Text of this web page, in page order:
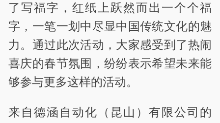
了写福字，红纸上跃然而出一个个福
字，一笔一划中尽显中国传统文化的魅
力。通过此次活动，大家感受到了热闹
喜庆的春节氛围，纷纷表示希望未来能
够参与更多这样的活动。
来自德涵自动化（昆山）有限公司的